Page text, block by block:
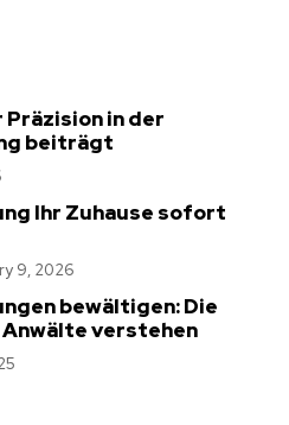
Präzision in der
beiträgt
Ihr Zuhause sofort
9, 2026
bewältigen: Die
verstehen